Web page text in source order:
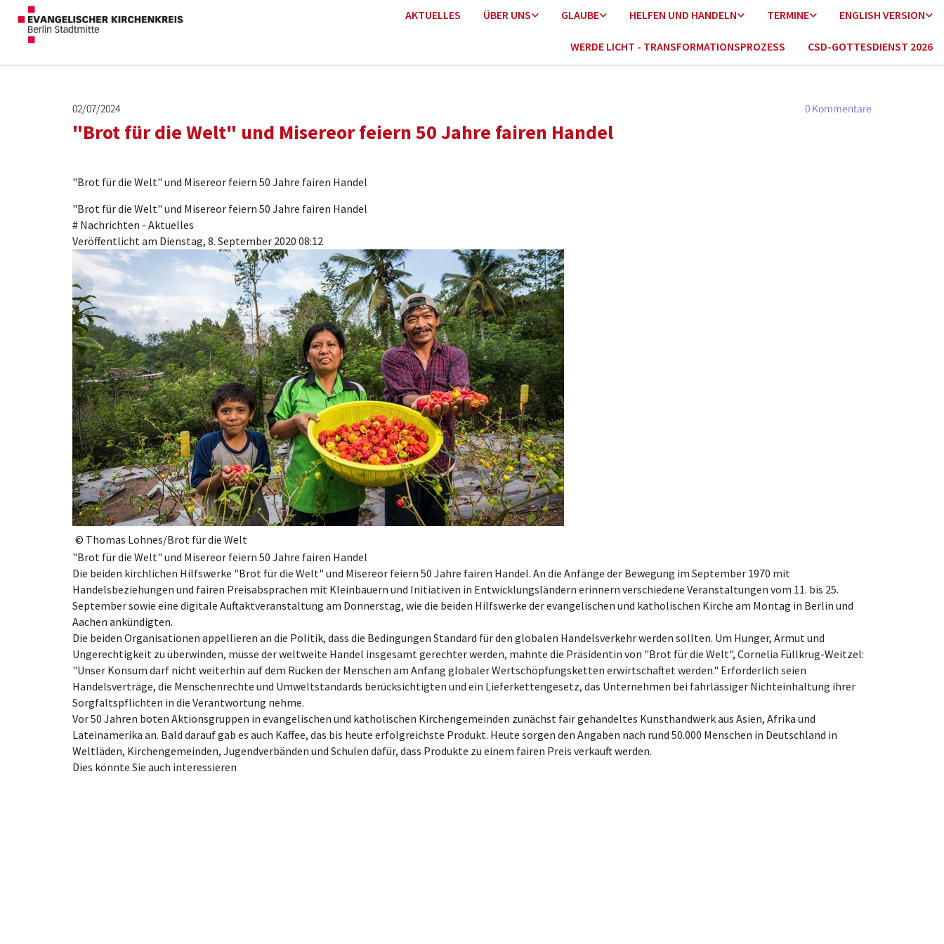
AKTUELLES ÜBER UNS GLAUBE HELFEN UND HANDELN TERMINE ENGLISH VERSION
WERDE LICHT - TRANSFORMATIONSPROZESS CSD-GOTTESDIENST 2026
02/07/2024 0 Kommentare
"Brot für die Welt" und Misereor feiern 50 Jahre fairen Handel
"Brot für die Welt" und Misereor feiern 50 Jahre fairen Handel
"Brot für die Welt" und Misereor feiern 50 Jahre fairen Handel
# Nachrichten - Aktuelles
Veröffentlicht am Dienstag, 8. September 2020 08:12
© Thomas Lohnes/Brot für die Welt
"Brot für die Welt" und Misereor feiern 50 Jahre fairen Handel
Die beiden kirchlichen Hilfswerke "Brot für die Welt" und Misereor feiern 50 Jahre fairen Handel. An die Anfänge der Bewegung im September 1970 mit
Handelsbeziehungen und fairen Preisabsprachen mit Kleinbauern und Initiativen in Entwicklungsländern erinnern verschiedene Veranstaltungen vom 11. bis 25.
September sowie eine digitale Auftaktveranstaltung am Donnerstag, wie die beiden Hilfswerke der evangelischen und katholischen Kirche am Montag in Berlin und
Aachen ankündigten.
Die beiden Organisationen appellieren an die Politik, dass die Bedingungen Standard für den globalen Handelsverkehr werden sollten. Um Hunger, Armut und
Ungerechtigkeit zu überwinden, müsse der weltweite Handel insgesamt gerechter werden, mahnte die Präsidentin von "Brot für die Welt", Cornelia Füllkrug-Weitzel:
"Unser Konsum darf nicht weiterhin auf dem Rücken der Menschen am Anfang globaler Wertschöpfungsketten erwirtschaftet werden." Erforderlich seien
Handelsverträge, die Menschenrechte und Umweltstandards berücksichtigten und ein Lieferkettengesetz, das Unternehmen bei fahrlässiger Nichteinhaltung ihrer
Sorgfaltspflichten in die Verantwortung nehme.
Vor 50 Jahren boten Aktionsgruppen in evangelischen und katholischen Kirchengemeinden zunächst fair gehandeltes Kunsthandwerk aus Asien, Afrika und
Lateinamerika an. Bald darauf gab es auch Kaffee, das bis heute erfolgreichste Produkt. Heute sorgen den Angaben nach rund 50.000 Menschen in Deutschland in
Weltläden, Kirchengemeinden, Jugendverbänden und Schulen dafür, dass Produkte zu einem fairen Preis verkauft werden.
Dies könnte Sie auch interessieren